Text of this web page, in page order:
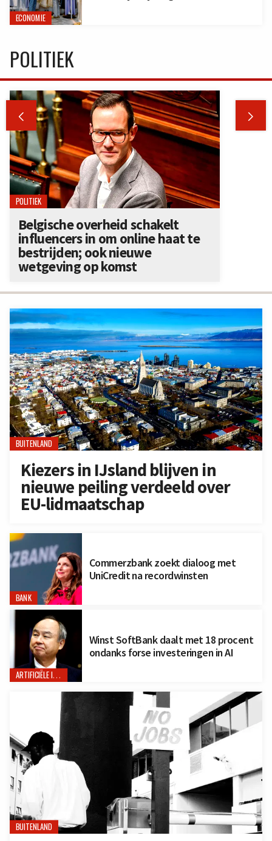
ECONOMIE
BUITENLAND
Kiezers in IJsland blijven in
nieuwe peiling verdeeld over
EU-lidmaatschap
BANK
Commerzbank zoekt dialoog met
UniCredit na recordwinsten
ARTIFICIËLE INTELLIGENTIE
Winst SoftBank daalt met 18 procent
ondanks forse investeringen in AI
BUITENLAND
POLITIEK
 
POLITIEK
Belgische overheid schakelt
influencers in om online haat te
bestrijden; ook nieuwe
wetgeving op komst